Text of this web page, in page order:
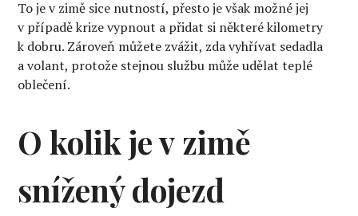
To je v zimě sice nutností, přesto je však možné jej
v případě krize vypnout a přidat si některé kilometry
k dobru. Zároveň můžete zvážit, zda vyhřívat sedadla
a volant, protože stejnou službu může udělat teplé
oblečení.
O kolik je v zimě
snížený dojezd